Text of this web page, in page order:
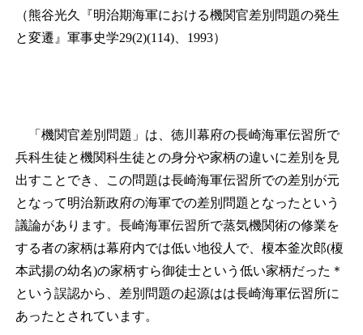
（熊谷光久『明治期海軍における機関官差別問題の発生
と変遷』軍事史学29(2)(114)、1993）
「機関官差別問題」は、徳川幕府の長崎海軍伝習所で
兵科生徒と機関科生徒との身分や家柄の違いに差別を見
出すことでき、この問題は長崎海軍伝習所での差別が元
となって明治新政府の海軍での差別問題となったという
議論があります。長崎海軍伝習所で蒸気機関術の修業を
する者の家柄は幕府内では低い地役人で、榎本釜次郎(榎
本武揚の幼名)の家柄すら御徒士という低い家柄だった ＊
という誤認から、差別問題の起源はは長崎海軍伝習所に
あったとされています。